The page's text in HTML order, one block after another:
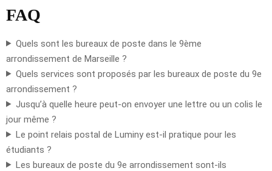
FAQ
Quels sont les bureaux de poste dans le 9ème
arrondissement de Marseille ?
Quels services sont proposés par les bureaux de poste du 9e
arrondissement ?
Jusqu’à quelle heure peut-on envoyer une lettre ou un colis le
jour même ?
Le point relais postal de Luminy est-il pratique pour les
étudiants ?
Les bureaux de poste du 9e arrondissement sont-ils